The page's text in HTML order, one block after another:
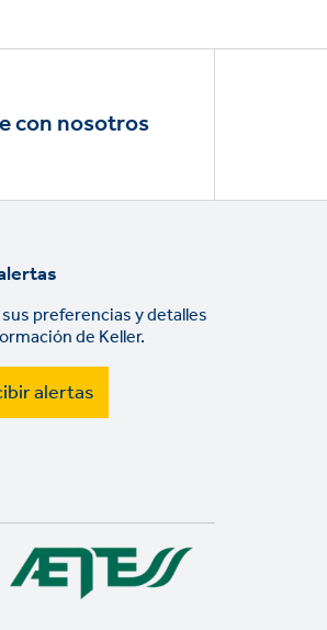
con nosotros
preferencias y detalles
de Keller.
alertas